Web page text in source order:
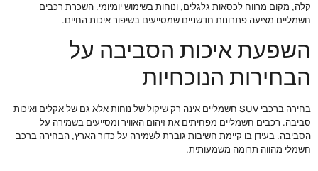
קלה, מקום מרווח לכסאות גלגלים, ונוחות בשימוש יומיומי. השכרת רכבים
חשמליים מציעה פתרונות חדשניים שמסייעים בשיפור איכות החיים.
השפעת איכות הסביבה על
הבחירות הנוכחיות
בחירה ברכבי SUV חשמליים אינה רק שיקול של נוחות אלא גם של אקלים ואיכות
סביבה. רכבים חשמליים מפחיתים את זיהום האוויר ומסייעים בשמירה על
הסביבה. בעידן בו קיימת חשיבות גוברת לשמירה על כדור הארץ, הבחירה ברכב
חשמלי מהווה תרומה משמעותית.